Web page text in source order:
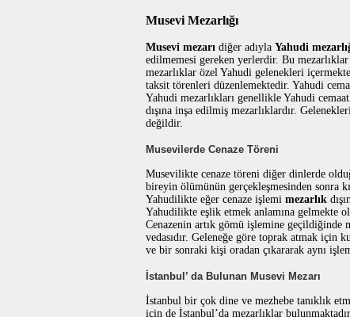
Musevi Mezarlığı
Musevi mezarı diğer adıyla Yahudi
edilmemesi gereken yerlerdir. Bu
mezarlıklar özel Yahudi gelenekleri
taksit törenleri düzenlemektedir. Yahudi
Yahudi mezarlıkları genellikle Yahudi
dışına inşa edilmiş mezarlıklardır.
değildir.
Musevilerde Cenaze Töreni
Musevilikte cenaze töreni diğer dinlerde
bireyin ölümünün gerçekleşmesinden sonra
Yahudilikte eğer cenaze işlemi mezarlık
Yahudilikte eşlik etmek anlamına gelmekte
Cenazenin artık gömü işlemine geçildiğinde
vedasıdır. Geleneğe göre toprak atmak için
ve bir sonraki kişi oradan çıkararak aynı
İstanbul’ da Bulunan Musevi Mezarı
İstanbul bir çok dine ve mezhebe tanıklık
için de İstanbul’da mezarlıklar